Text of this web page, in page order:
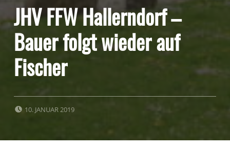
JHV FFW Hallerndorf –
Bauer folgt wieder auf
Fischer
10. JANUAR 2019